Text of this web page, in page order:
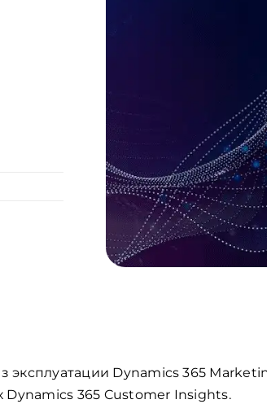
эксплуатации Dynamics 365
365 Customer Insights.